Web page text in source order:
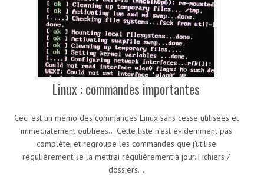
Linux : commandes importantes
Ceci est un mémo des commandes Linux sans cesse utilisées et
immédiatement oubliées… Cette liste n’est évidemment pas
complète, et regroupe les commandes que j’utilise
régulièrement. Je la mettrai régulièrement à jour. Fichiers /
dossiers…